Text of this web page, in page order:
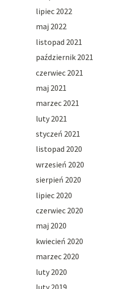
lipiec 2022
maj 2022
listopad 2021
październik 2021
czerwiec 2021
maj 2021
marzec 2021
luty 2021
styczeń 2021
listopad 2020
wrzesień 2020
sierpień 2020
lipiec 2020
czerwiec 2020
maj 2020
kwiecień 2020
marzec 2020
luty 2020
luty 2019